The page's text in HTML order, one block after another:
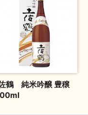
鶴 純米吟醸 豊穣